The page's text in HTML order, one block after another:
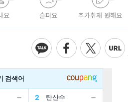
요 슬퍼요 추가취재 원해요